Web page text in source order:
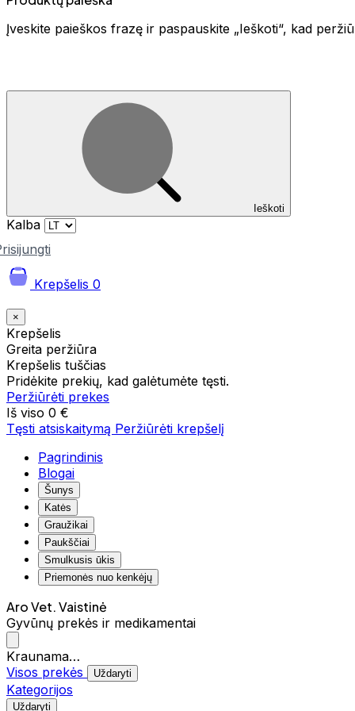
Įveskite paieškos frazę ir paspauskite „Ieškoti“, kad
Ieškoti
Kalba
Krepšelis 0
×
Krepšelis
Greita peržiūra
Krepšelis tuščias
Pridėkite prekių, kad galėtumėte tęsti.
Peržiūrėti prekes
Iš viso 0 €
Tęsti atsiskaitymą Peržiūrėti krepšelį
Pagrindinis
Blogai
Šunys
Katės
Graužikai
Paukščiai
Smulkusis ūkis
Priemonės nuo kenkėjų
Aro Vet. Vaistinė
Gyvūnų prekės ir medikamentai
Kraunama…
Visos prekės
Uždaryti
Kategorijos
Uždaryti